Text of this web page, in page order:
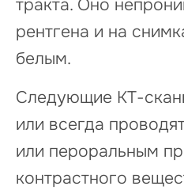
тракта. Оно
рентгена и на
белым.
Следующие КТ-
или всегда
или пероральным
контрастного